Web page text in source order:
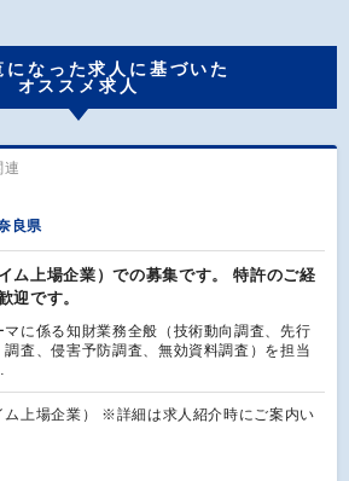
になった求人に基づいた
オススメ求人
連
良県
ム上場企業）での募集です。 特許のご経
迎です。
マに係る知財業務全般（技術動向調査、先行
調査、侵害予防調査、無効資料調査）を担当
ム上場企業） ※詳細は求人紹介時にご案内い